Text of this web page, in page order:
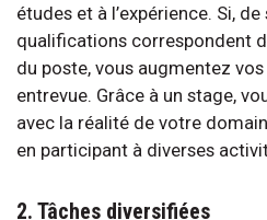
études et à l’expérience. Si,
qualifications correspondent
du poste, vous augmentez
entrevue. Grâce à un stage,
avec la réalité de votre
en participant à diverses
2. Tâches diversifiées